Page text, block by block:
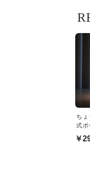
ち
式ポ
光機
￥